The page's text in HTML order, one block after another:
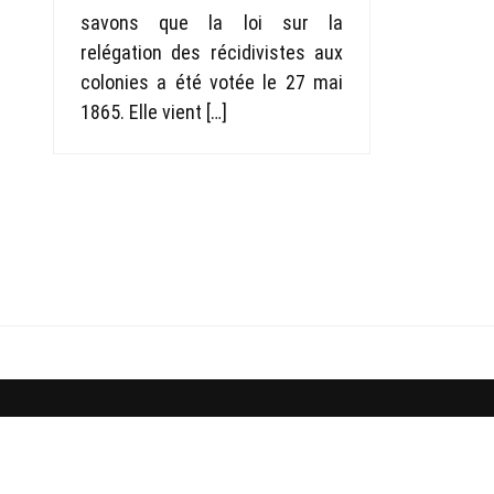
savons que la loi sur la
relégation des récidivistes aux
colonies a été votée le 27 mai
1865. Elle vient […]